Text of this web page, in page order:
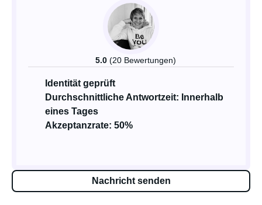
5.0 (20 Bewertungen)
Identität geprüft
Durchschnittliche Antwortzeit: Innerhalb
eines Tages
Akzeptanzrate: 50%
Nachricht senden